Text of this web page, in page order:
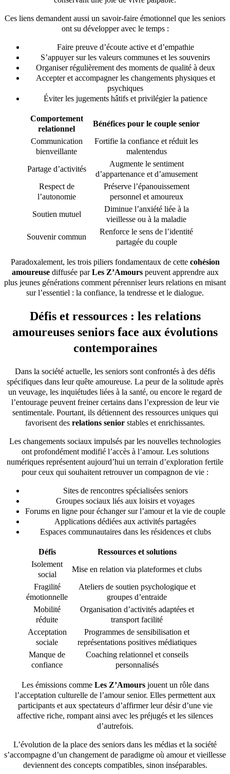
Ces liens demandent aussi un savoir-faire émotionnel que les seniors
ont su développer avec le temps :
Faire preuve d’écoute active et d’empathie
S’appuyer sur les valeurs communes et les souvenirs
Organiser régulièrement des moments de qualité à deux
Accepter et accompagner les changements physiques et
psychiques
Éviter les jugements hâtifs et privilégier la patience
Comportement
relationnel
Bénéfices pour le couple senior
Communication
bienveillante
Fortifie la confiance et réduit les
malentendus
Partage d’activités
Augmente le sentiment
d’appartenance et d’amusement
Respect de
l’autonomie
Préserve l’épanouissement
personnel et amoureux
Soutien mutuel
Diminue l’anxiété liée à la
vieillesse ou à la maladie
Souvenir commun
Renforce le sens de l’identité
partagée du couple
Paradoxalement, les trois piliers fondamentaux de cette cohésion
amoureusediffusée parLes Z’Amourspeuvent apprendre aux
plus jeunes générations comment pérenniser leurs relations en misant
sur l’essentiel : la confiance, la tendresse et le dialogue.
Défis et ressources : les relations
amoureuses seniors face aux évolutions
contemporaines
Dans la société actuelle, les seniors sont confrontés à des défis
spécifiques dans leur quête amoureuse. La peur de la solitude après
un veuvage, les inquiétudes liées à la santé, ou encore le regard de
l’entourage peuvent freiner certains dans l’expression de leur vie
sentimentale. Pourtant, ils détiennent des ressources uniques qui
favorisent des relations senior stables et enrichissantes.
Les changements sociaux impulsés par les nouvelles technologies
ont profondément modifié l’accès à l’amour. Les solutions
numériques représentent aujourd’hui un terrain d’exploration fertile
pour ceux qui souhaitent retrouver un compagnon de vie :
Sites de rencontres spécialisées seniors
Groupes sociaux liés aux loisirs et voyages
Forums en ligne pour échanger sur l’amour et la vie de couple
Applications dédiées aux activités partagées
Espaces communautaires dans les résidences et clubs
Défis
Ressources et solutions
Isolement
social
Mise en relation via plateformes et clubs
Fragilité
émotionnelle
Ateliers de soutien psychologique et
groupes d’entraide
Mobilité
réduite
Organisation d’activités adaptées et
transport facilité
Acceptation
sociale
Programmes de sensibilisation et
représentations positives médiatiques
Manque de
confiance
Coaching relationnel et conseils
personnalisés
Les émissions comme Les Z’Amoursjouent un rôle dans
l’acceptation culturelle de l’amour senior. Elles permettent aux
participants et aux spectateurs d’affirmer leur désir d’une vie
affective riche, rompant ainsi avec les préjugés et les silences
d’autrefois.
L’évolution de la place des seniors dans les médias et la société
s’accompagne d’un changement de paradigme où amour et vieillesse
deviennent des concepts compatibles, sinon inséparables.